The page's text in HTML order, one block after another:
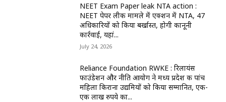
NEET Exam Paper leak NTA action :
NEET पेपर लीक मामले में एक्शन में NTA, 47
अधिकारियों को किया बर्खास्त, होगी कानूनी
कार्रवाई, यहां...
July 24, 2026
Reliance Foundation RWKE : रिलायंस
फाउंडेशन और नीति आयोग ने मध्य प्रदेश की पांच
महिला किराना उद्यमियों को किया सम्मानित, एक-
एक लाख रुपये का...